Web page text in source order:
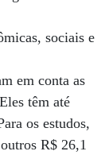
sociais e
em conta as
têm até
os estudos,
R$ 26,1